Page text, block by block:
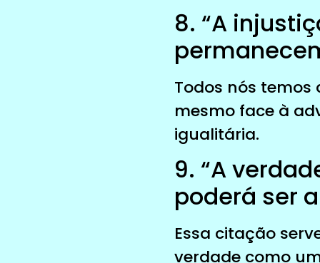
8. “A
Todos nós
mesmo face à
igualitária.
9. “A
poderá ser
Essa citação
verdade como